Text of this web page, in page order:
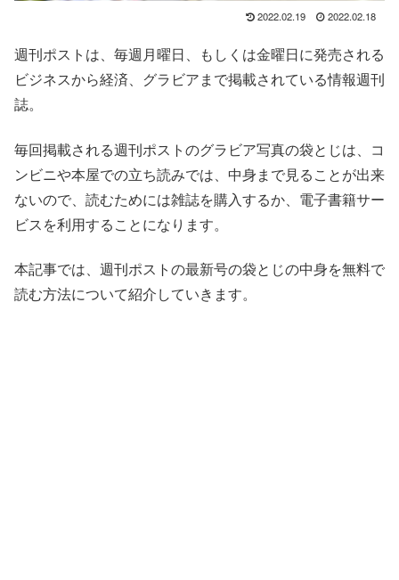
2022.02.19 2022.02.18
週刊ポストは、毎週月曜日、もしくは金曜日に発売される
ビジネスから経済、グラビアまで掲載されている情報週刊
誌。
毎回掲載される週刊ポストのグラビア写真の袋とじは、コ
ンビニや本屋での立ち読みでは、中身まで見ることが出来
ないので、読むためには雑誌を購入するか、電子書籍サー
ビスを利用することになります。
本記事では、週刊ポストの最新号の袋とじの中身を無料で
読む方法について紹介していきます。